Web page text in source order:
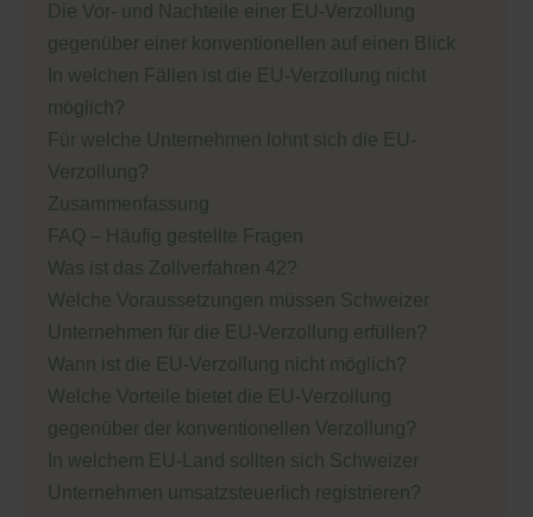
Die Vor- und Nachteile einer EU-Verzollung
gegenüber einer konventionellen auf einen Blick
In welchen Fällen ist die EU-Verzollung nicht
möglich?
Für welche Unternehmen lohnt sich die EU-
Verzollung?
Zusammenfassung
FAQ – Häufig gestellte Fragen
Was ist das Zollverfahren 42?
Welche Voraussetzungen müssen Schweizer
Unternehmen für die EU-Verzollung erfüllen?
Wann ist die EU-Verzollung nicht möglich?
Welche Vorteile bietet die EU-Verzollung
gegenüber der konventionellen Verzollung?
In welchem EU-Land sollten sich Schweizer
Unternehmen umsatzsteuerlich registrieren?